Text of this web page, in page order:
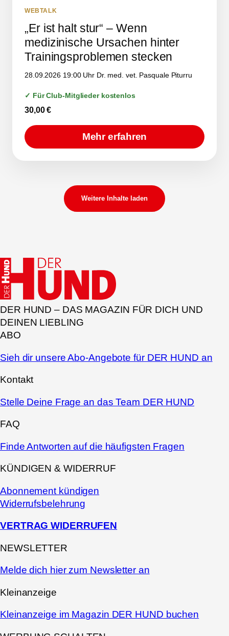
WEBTALK
„Er ist halt stur“ – Wenn
medizinische Ursachen hinter
Trainingsproblemen stecken
28.09.2026 19:00 Uhr Dr. med. vet. Pasquale Piturru
✓ Für Club-Mitglieder kostenlos
30,00€
Mehr erfahren
Weitere Inhalte laden
DER HUND – DAS MAGAZIN FÜR DICH UND
DEINEN LIEBLING
ABO
Sieh dir unsere Abo-Angebote für DER HUND an
Kontakt
Stelle Deine Frage an das Team DER HUND
FAQ
Finde Antworten auf die häufigsten Fragen
KÜNDIGEN & WIDERRUF
Abonnement kündigen
Widerrufsbelehrung
VERTRAG WIDERRUFEN
NEWSLETTER
Melde dich hier zum Newsletter an
Kleinanzeige
Kleinanzeige im Magazin DER HUND buchen